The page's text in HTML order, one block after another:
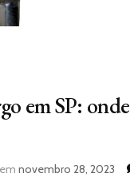
em SP: onde
novembro 28, 2023